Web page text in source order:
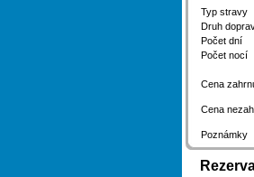
Typ stravy
Druh
Počet dní
Počet nocí
Cena
Cena
Poznámky